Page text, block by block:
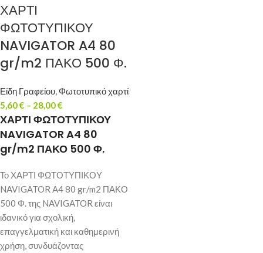
ΧΑΡΤΙ
ΦΩΤΟΤΥΠΙΚΟΥ
NAVIGATOR A4 80
gr/m2 ΠΑΚΟ 500 Φ.
Είδη Γραφείου, Φωτοτυπικό χαρτί
5,60€ – 28,00€
ΧΑΡΤΙ ΦΩΤΟΤΥΠΙΚΟΥ
NAVIGATOR A4 80
gr/m2 ΠΑΚΟ 500 Φ.
Το ΧΑΡΤΙ ΦΩΤΟΤΥΠΙΚΟΥ
NAVIGATOR A4 80 gr/m2 ΠΑΚΟ
500 Φ. της NAVIGATOR είναι
ιδανικό για σχολική,
επαγγελματική και καθημερινή
χρήση, συνδυάζοντας